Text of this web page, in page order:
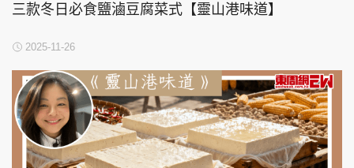
三款冬日必食鹽滷豆腐菜式【靈山港味道】
2025-11-26